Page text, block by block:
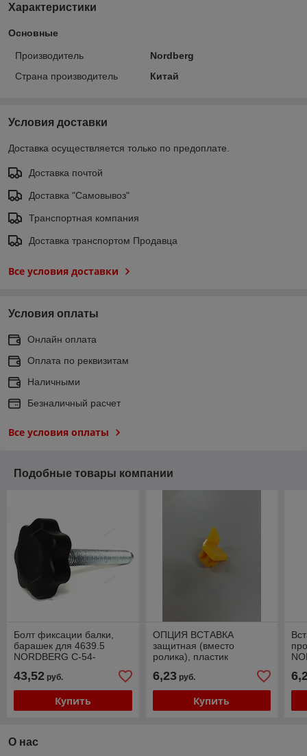
Характеристики
Основные
Производитель
Nordberg
Страна производитель
Китай
Условия доставки
Доставка осуществляется только по предоплате.
Доставка почтой
Доставка "Самовывоз"
Транспортная компания
Доставка транспортом Продавца
Все условия доставки
Условия оплаты
Онлайн оплата
Оплата по реквизитам
Наличными
Безналичный расчет
Все условия оплаты
Подобные товары компании
Болт фиксации балки,
барашек для 4639.5
NORDBERG C-54-
43,52 руб.
Купить
ОПЦИЯ ВСТАВКА
защитная (вместо
ролика), пластик
8000006 (5509015)
6,23руб.
Купить
О нас